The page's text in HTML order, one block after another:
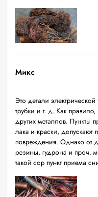
Микс
Это детали
трубки и т. д. Как
других металлов. Пункты
лака и краски,
повреждения. Однако от
резины, гудрона и проч.
такой сор пункт приема